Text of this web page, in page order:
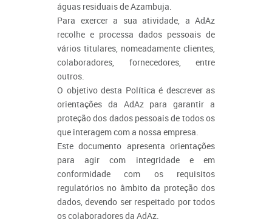
águas residuais de Azambuja.
Para exercer a sua atividade, a AdAz
recolhe e processa dados pessoais de
vários titulares, nomeadamente clientes,
colaboradores, fornecedores, entre
outros.
O objetivo desta Política é descrever as
orientações da AdAz para garantir a
proteção dos dados pessoais de todos os
que interagem com a nossa empresa.
Este documento apresenta orientações
para agir com integridade e em
conformidade com os requisitos
regulatórios no âmbito da proteção dos
dados, devendo ser respeitado por todos
os colaboradores da AdAz.